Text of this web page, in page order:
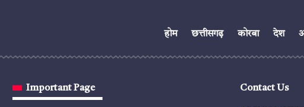
होम छत्तीसगढ़ कोरबा देश
Important Page Contact Us